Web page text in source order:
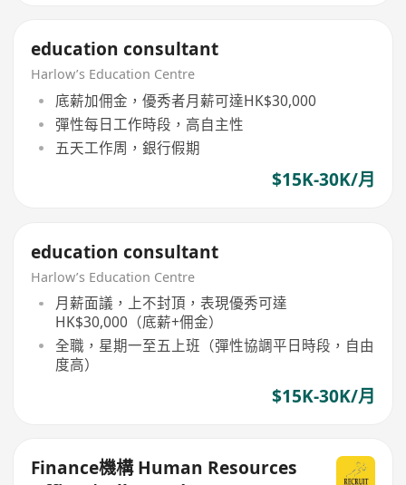
education consultant
Harlow’s Education Centre
底薪加佣金，優秀者月薪可達HK$30,000
彈性每日工作時段，高自主性
五天工作周，銀行假期
$15K-30K/月
education consultant
Harlow’s Education Centre
月薪面議，上不封頂，表現優秀可達
HK$30,000（底薪+佣金）
全職，星期一至五上班（彈性協調平日時段，自由
度高）
$15K-30K/月
Finance機構 Human Resources